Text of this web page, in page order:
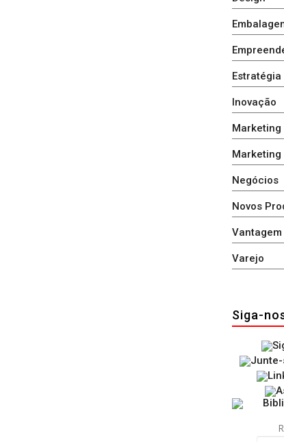
Estratégia
Inovação
Marketing
Negócios
Novos
Varejo
Siga-